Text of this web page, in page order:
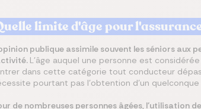
limite d'âge pour
publique assimile souvent les séniors aux
L’âge auquel une personne est
dans cette catégorie tout conducteur
pourtant pas l’obtention d’un
de nombreuses personnes âgées, l’utilisation